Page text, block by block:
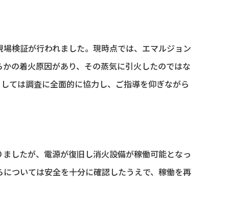
検証が行われました。現時点では、エマルジョン
の着火原因があり、その蒸気に引火したのではな
ては調査に全面的に協力し、ご指導を仰ぎながら
したが、電源が復旧し消火設備が稼働可能となっ
ついては安全を十分に確認したうえで、稼働を再